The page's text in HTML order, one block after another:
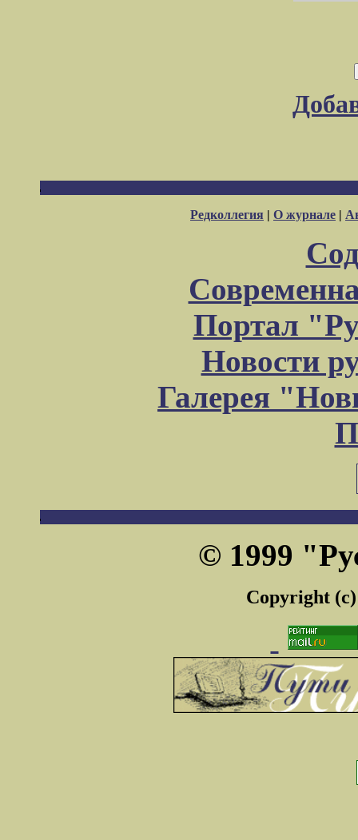
Редколлегия | О журнале |
Портал
Новости
Галерея
© 1999
Copyright